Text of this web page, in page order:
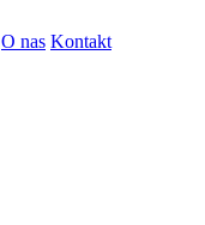
O nas Kontakt